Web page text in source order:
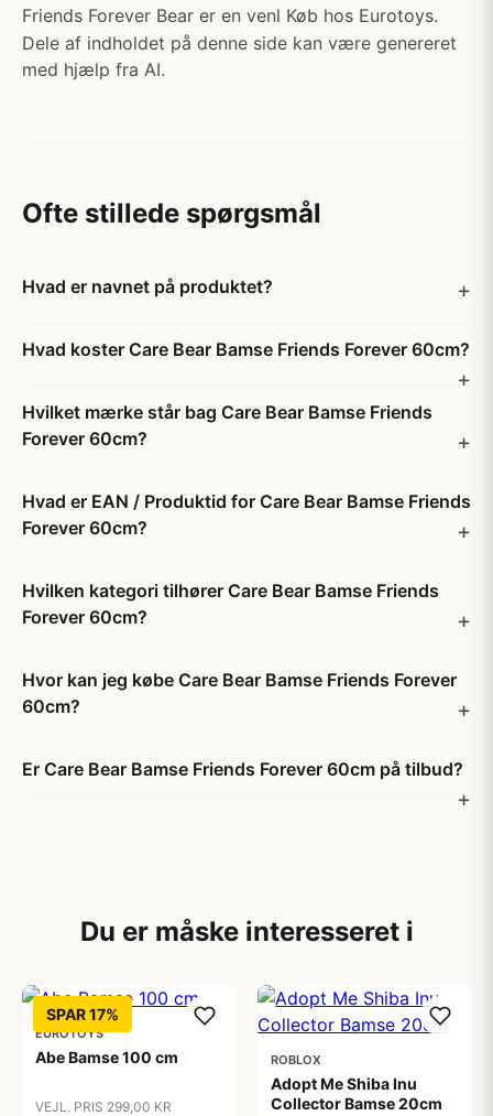
Friends Forever Bear er en venl Køb hos Eurotoys.
Dele af indholdet på denne side kan være genereret
med hjælp fra AI.
Ofte stillede spørgsmål
Hvad er navnet på produktet?
Hvad koster Care Bear Bamse Friends Forever 60cm?
Hvilket mærke står bag Care Bear Bamse Friends
Forever 60cm?
Hvad er EAN / Produktid for Care Bear Bamse Friends
Forever 60cm?
Hvilken kategori tilhører Care Bear Bamse Friends
Forever 60cm?
Hvor kan jeg købe Care Bear Bamse Friends Forever
60cm?
Er Care Bear Bamse Friends Forever 60cm på tilbud?
Du er måske interesseret i
SPAR 17%
EUROTOYS
Abe Bamse 100 cm
VEJL. PRIS 299,00 KR
ROBLOX
Adopt Me Shiba Inu
Collector Bamse 20cm